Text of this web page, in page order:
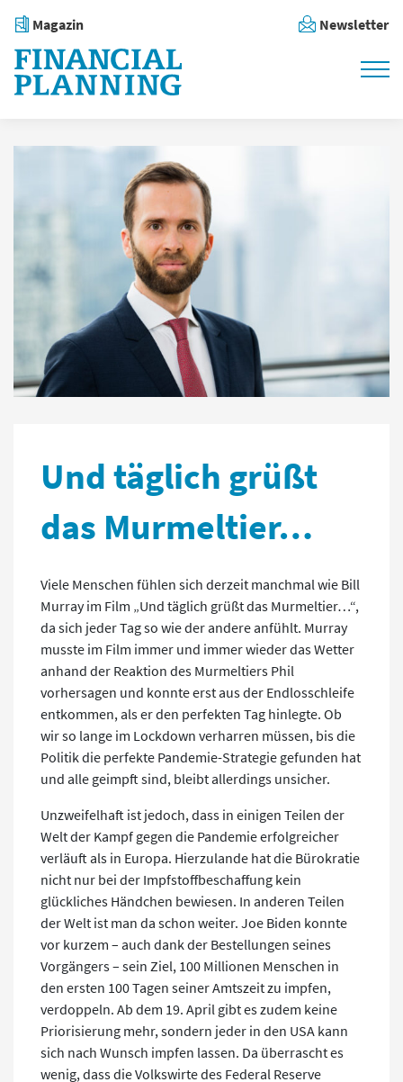
Magazin Newsletter
Und täglich grüßt
das Murmeltier…
Viele Menschen fühlen sich derzeit manchmal wie Bill
Murray im Film „Und täglich grüßt das Murmeltier…“,
da sich jeder Tag so wie der andere anfühlt. Murray
musste im Film immer und immer wieder das Wetter
anhand der Reaktion des Murmeltiers Phil
vorhersagen und konnte erst aus der Endlosschleife
entkommen, als er den perfekten Tag hinlegte. Ob
wir so lange im Lockdown verharren müssen, bis die
Politik die perfekte Pandemie-Strategie gefunden hat
und alle geimpft sind, bleibt allerdings unsicher.
Unzweifelhaft ist jedoch, dass in einigen Teilen der
Welt der Kampf gegen die Pandemie erfolgreicher
verläuft als in Europa. Hierzulande hat die Bürokratie
nicht nur bei der Impfstoffbeschaffung kein
glückliches Händchen bewiesen. In anderen Teilen
der Welt ist man da schon weiter. Joe Biden konnte
vor kurzem – auch dank der Bestellungen seines
Vorgängers – sein Ziel, 100 Millionen Menschen in
den ersten 100 Tagen seiner Amtszeit zu impfen,
verdoppeln. Ab dem 19. April gibt es zudem keine
Priorisierung mehr, sondern jeder in den USA kann
sich nach Wunsch impfen lassen. Da überrascht es
wenig, dass die Volkswirte des Federal Reserve